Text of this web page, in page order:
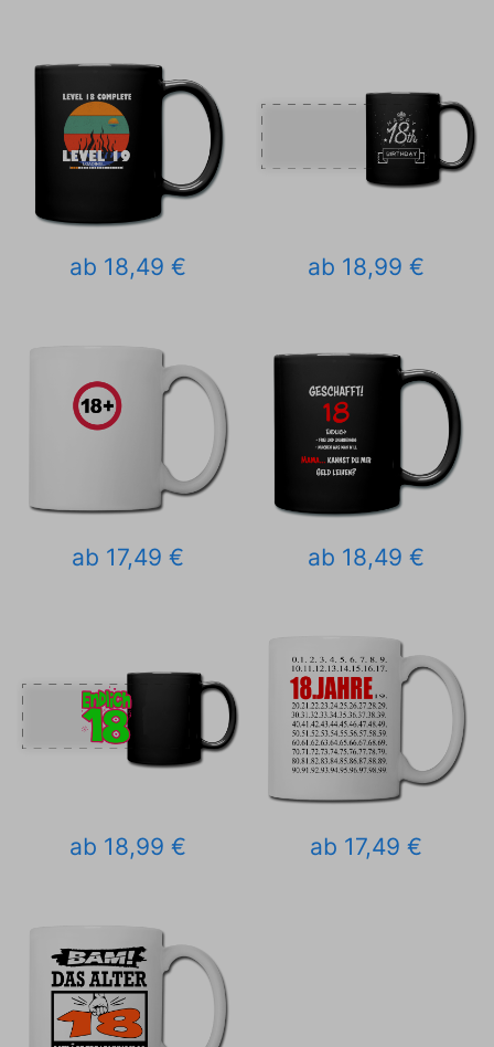
ab 18,49 € ab 18,99 €
ab 17,49 € ab 18,49 €
ab 18,99 € ab 17,49 €